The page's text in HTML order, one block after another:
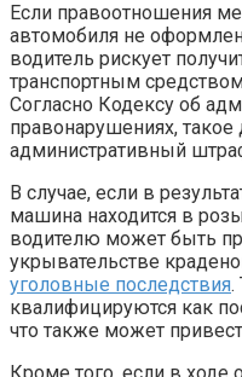
Если правоотношения
автомобиля не
водитель рискует
транспортным
Согласно Кодексу об
правонарушениях,
административный
В случае, если в
машина находится в
водителю может быть
укрывательстве
уголовные последствия.
квалифицируются как
что также может